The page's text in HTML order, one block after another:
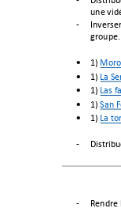
une
-
groupe.
 1)
 1) La
 1) Las
 1) San
 1) La
-
-
Rendre